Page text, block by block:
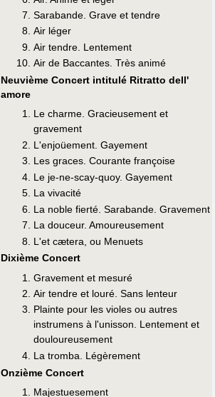
Sarabande. Grave et tendre
Air léger
Air tendre. Lentement
Air de Baccantes. Très animé
Neuvième Concert intitulé Ritratto dell'
amore
Le charme. Gracieusement et
gravement
L'enjoüement. Gayement
Les graces. Courante françoise
Le je-ne-scay-quoy. Gayement
La vivacité
La noble fierté. Sarabande. Gravement
La douceur. Amoureusement
L'et cӕtera, ou Menuets
Dixième Concert
Gravement et mesuré
Air tendre et louré. Sans lenteur
Plainte pour les violes ou autres
instrumens à l'unisson. Lentement et
douloureusement
La tromba. Légèrement
Onzième Concert
Majestuesement